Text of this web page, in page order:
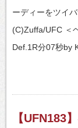
ーディーをツイ
(C)Zuffa/UFC ＜
Def.1R分07秒by
【